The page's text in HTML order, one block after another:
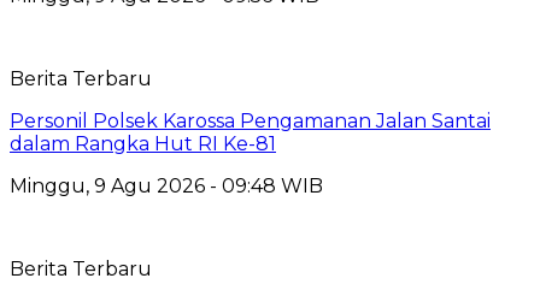
Berita Terbaru
Personil Polsek Karossa Pengamanan Jalan Santai
dalam Rangka Hut RI Ke-81
Minggu, 9 Agu 2026 - 09:48 WIB
Berita Terbaru